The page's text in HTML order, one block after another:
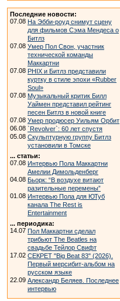
Последние новости:
07.08 На Эбби-роуд снимут сцену
для фильмов Сэма Мендеса о
Битлз
07.08 Умер Пол Свон, участник
технической команды
Маккартни
07.08 PHIX и Битлз представили
куртку в стиле эпохи «Rubber
Soul»
07.08 Музыкальный критик Билл
Уаймен представил рейтинг
песен Битлз в новой книге
07.08 Умер продюсер Уильям Орбит
06.08 `Revolver`: 60 лет спустя
05.08 Скульптурную группу Битлз
установили в Томске
... статьи:
07.08 Интервью Пола Маккартни
Амелии Димольденберг
04.08 Бьорк: “В воздухе витают
разительные перемены”
01.08 Интервью Пола для ЮТуб
канала The Rest is
Entertainment
... периодика:
14.07 Пол Маккартни сделал
трибьют The Beatles на
свадьбе Тейлор Свифт
17.02 СЕКРЕТ "Big Beat 83" (2026).
Первый мерсибит-альбом на
русском языке
22.09 Александр Беляев. Последнее
интервью